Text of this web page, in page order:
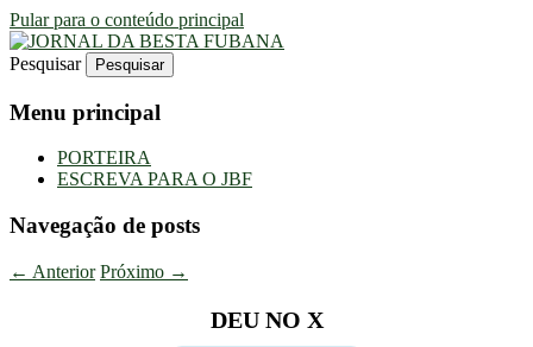
Pular para o conteúdo principal
JORNAL DA BESTA FUBANA
Uma Gazeta Escrota
Pesquisar
Menu principal
PORTEIRA
ESCREVA PARA O JBF
Navegação de posts
← Anterior Próximo →
DEU NO X